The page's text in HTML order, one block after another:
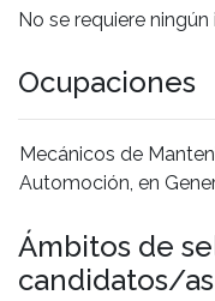
No se requiere
Ocupaciones
Mecánicos de
Automoción, en
Ámbitos de
candidatos/as